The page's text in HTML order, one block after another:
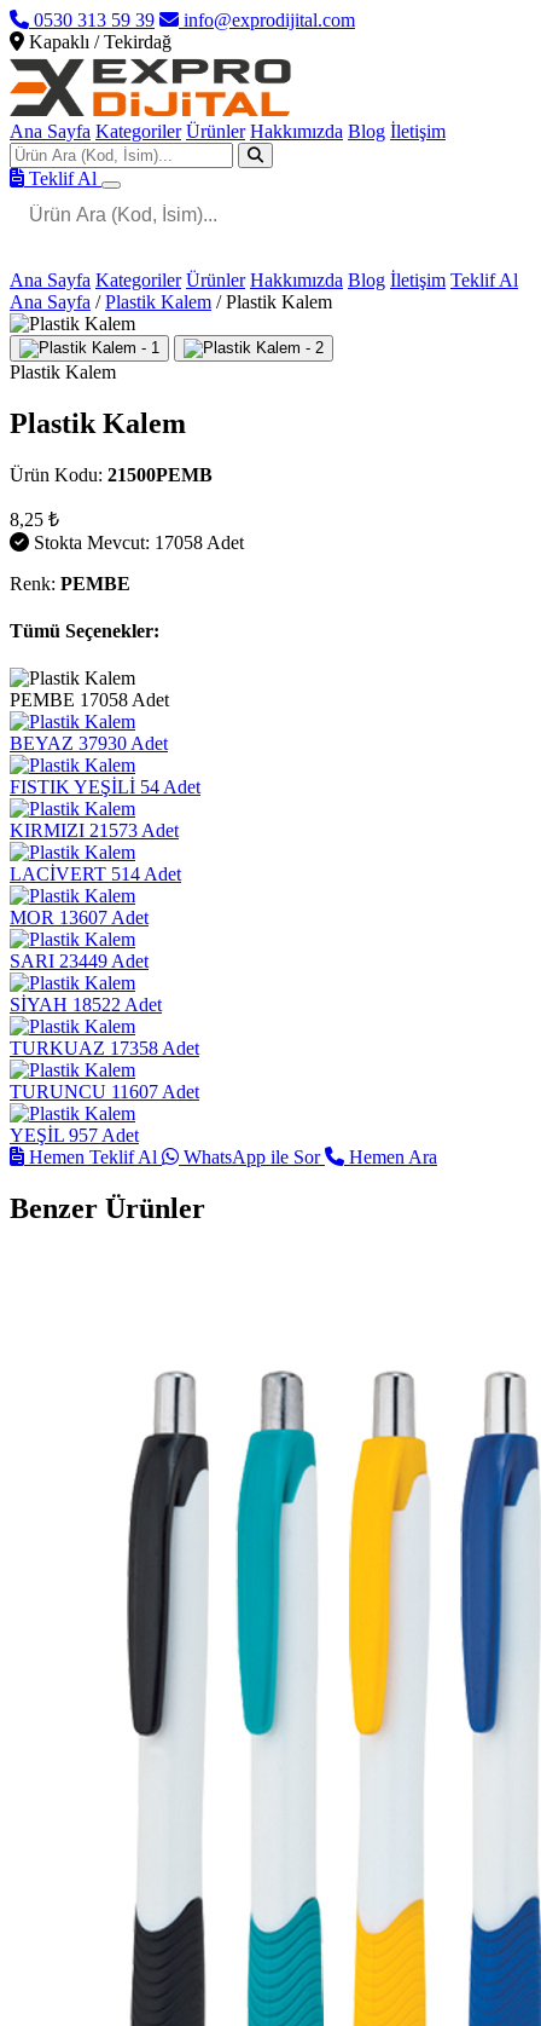
0530 313 59 39
info@exprodijital.com
Kapaklı / Tekirdağ
Ana Sayfa Kategoriler Ürünler Hakkımızda Blog İletişim
Teklif Al
Ana Sayfa Kategoriler Ürünler Hakkımızda Blog İletişim Teklif Al
Ana Sayfa / Plastik Kalem / Plastik Kalem
Plastik Kalem
Plastik Kalem
Ürün Kodu: 21500PEMB
8,25 ₺
Stokta Mevcut: 17058 Adet
Renk: PEMBE
Tümü Seçenekler:
PEMBE 17058 Adet
BEYAZ 37930 Adet
FISTIK YEŞİLİ 54 Adet
KIRMIZI 21573 Adet
LACİVERT 514 Adet
MOR 13607 Adet
SARI 23449 Adet
SİYAH 18522 Adet
TURKUAZ 17358 Adet
TURUNCU 11607 Adet
YEŞİL 957 Adet
Hemen Teklif Al
WhatsApp ile Sor Hemen Ara
Benzer Ürünler